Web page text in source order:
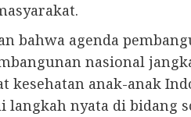
bahwa agenda
nasional
kesehatan anak-anak
nyata di bidang